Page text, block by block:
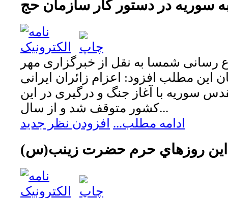
سوریه در دستور کار سازمان حج
رسانی شمسا به نقل از خبرگزاری مهر
این مطلب افزود: اعزام زائران ایرانی
سوریه با آغاز جنگ و درگیری در این
کشور متوقف شد و از سال...
ادامه مطلب... افزودن نظر جدید
اين روزهاي حرم حضرت زينب(س)